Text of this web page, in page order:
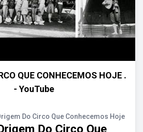
QUE CONHECEMOS HOJE .
- YouTube
Do Circo Que Conhecemos Hoje
Do Circo Que